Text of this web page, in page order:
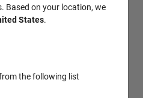
Based on your location, we
States.
the following list